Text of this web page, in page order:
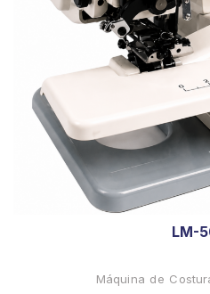
LM-
Máquina de